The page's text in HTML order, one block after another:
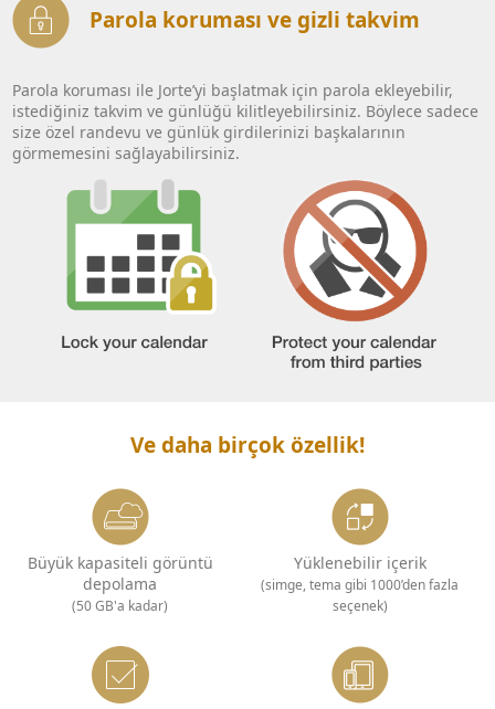
Parola koruması ve gizli takvim
Parola koruması ile Jorte’yi başlatmak için parola ekleyebilir,
istediğiniz takvim ve günlüğü kilitleyebilirsiniz. Böylece sadece
size özel randevu ve günlük girdilerinizi başkalarının
görmemesini sağlayabilirsiniz.
Ve daha birçok özellik!
Büyük kapasiteli görüntü
depolama
(50 GB'a kadar)
Yüklenebilir içerik
(simge, tema gibi 1000’den fazla
seçenek)